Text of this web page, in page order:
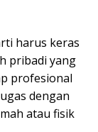
harus keras
pribadi yang
profesional
dengan
atau fisik